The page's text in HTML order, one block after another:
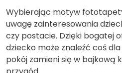
Wybierając motyw
uwagę zainteresowania
czy postacie. Dzięki bogatej
dziecko może znaleźć coś
pokój zamieni się w bajkową